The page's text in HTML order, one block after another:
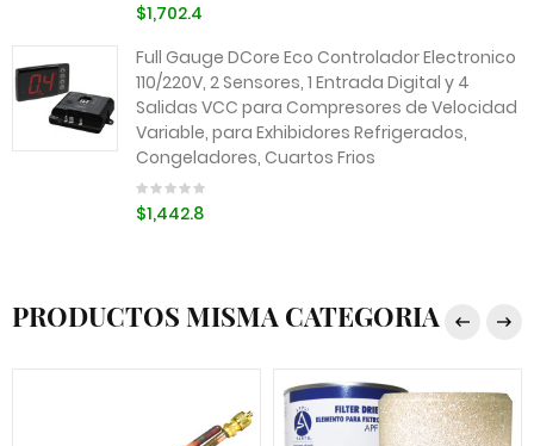
$1,702.4
Full Gauge DCore Eco Controlador Electronico
110/220V, 2 Sensores, 1 Entrada Digital y 4
Salidas VCC para Compresores de Velocidad
Variable, para Exhibidores Refrigerados,
Congeladores, Cuartos Frios
$1,442.8
PRODUCTOS MISMA CATEGORIA